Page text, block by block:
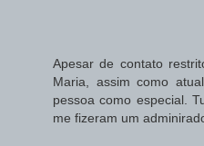
Apesar de contato
Maria, assim como
pessoa como especial.
me fizeram um